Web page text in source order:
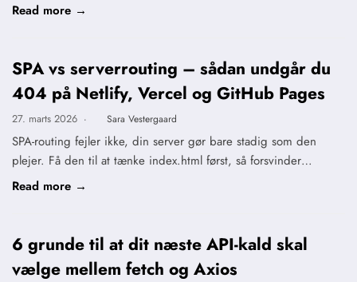
Read more →
SPA vs serverrouting – sådan undgår du
404 på Netlify, Vercel og GitHub Pages
27. marts 2026 · Sara Vestergaard
SPA-routing fejler ikke, din server gør bare stadig som den
plejer. Få den til at tænke index.html først, så forsvinder…
Read more →
6 grunde til at dit næste API-kald skal
vælge mellem fetch og Axios